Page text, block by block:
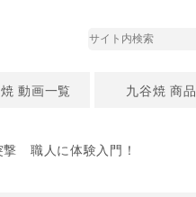
動画一覧 九谷焼 商品
撃 職人に体験入門！